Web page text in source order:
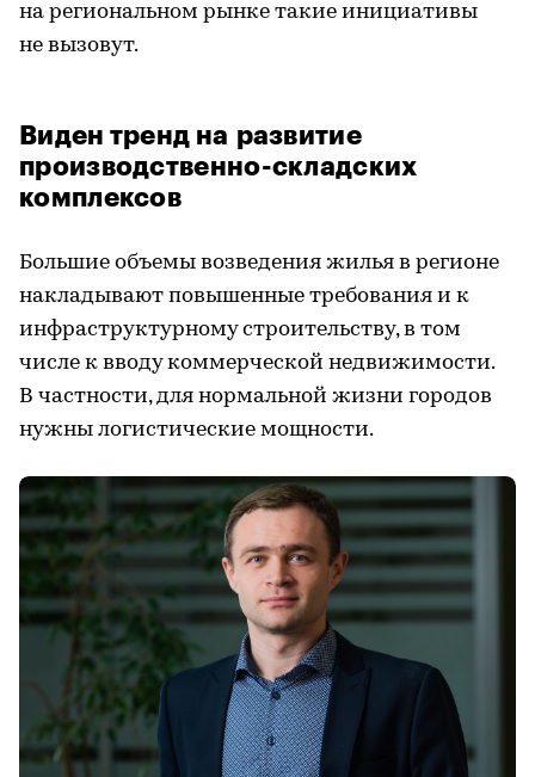
на региональном рынке такие инициативы
не вызовут.
Виден тренд на развитие
производственно-складских
комплексов
Большие объемы возведения жилья в регионе
накладывают повышенные требования и к
инфраструктурному строительству, в том
числе к вводу коммерческой недвижимости.
В частности, для нормальной жизни городов
нужны логистические мощности.